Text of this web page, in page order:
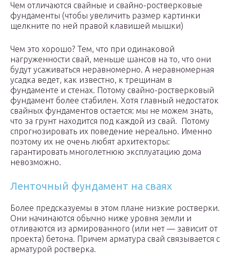
Чем отличаются свайные и свайно-ростверковые
фундаменты (чтобы увеличить размер картинки
щелкните по ней правой клавишей мышки)
Чем это хорошо? Тем, что при одинаковой
нагруженности свай, меньше шансов на то, что они
будут усаживаться неравномерно. А неравномерная
усадка ведет, как известно, к трещинам в
фундаменте и стенах. Потому свайно-ростверковый
фундамент более стабилен. Хотя главный недостаток
свайных фундаментов остается: мы не можем знать,
что за грунт находится под каждой из свай. Потому
спрогнозировать их поведение нереально. Именно
поэтому их не очень любят архитекторы:
гарантировать многолетнюю эксплуатацию дома
невозможно.
Ленточный фундамент на сваях
Более предсказуемы в этом плане низкие ростверки.
Они начинаются обычно ниже уровня земли и
отливаются из армированного (или нет — зависит от
проекта) бетона. Причем арматура свай связывается с
арматурой ростверка.